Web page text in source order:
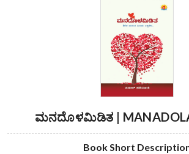
ಮನದೊಳಮಿಡಿತ |
Book Short